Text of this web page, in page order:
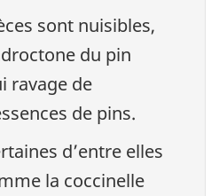
sont nuisibles,
du pin
ravage de
de pins.
d’entre elles
la coccinelle